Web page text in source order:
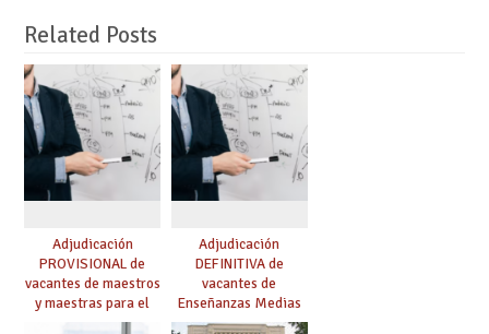
Related Posts
Adjudicación
PROVISIONAL de
vacantes de maestros
y maestras para el
curso 26-27
Adjudicación
DEFINITIVA de
vacantes de
Enseñanzas Medias
para el curso 26-27